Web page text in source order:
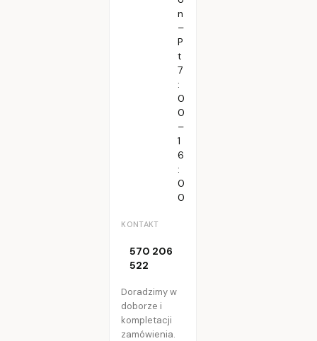
n
–
P
t
7
:
0
0
–
1
6
:
0
0
KONTAKT
570 206
522
Doradzimy w
doborze i
kompletacji
zamówienia.